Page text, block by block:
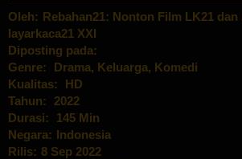
Oleh: Rebahan21: Nonton Film LK21
layarkaca21 XXI
Diposting pada:
Genre:
Drama, Keluarga, Komedi
Kualitas:
HD
Tahun:
2022
Durasi:
145 Min
Negara: Indonesia
Rilis: 8 Sep 2022